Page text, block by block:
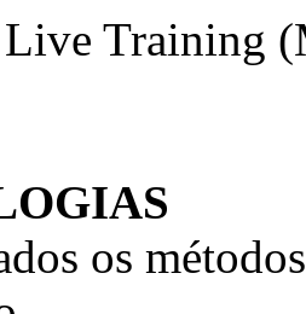
Training
os